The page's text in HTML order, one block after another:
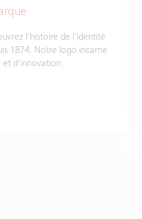
l'histoire de l'identité
1874. Notre logo incarne
et d'innovation.